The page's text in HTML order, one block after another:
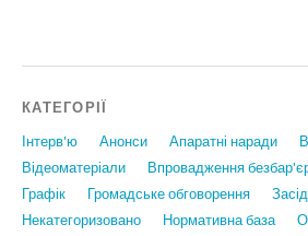
КАТЕГОРІЇ
Інтерв'ю Анонси Апаратні наради
Відеоматеріали
Впровадження
Графiк
Громадське обговорення
Некатегоризовано
Нормативна база